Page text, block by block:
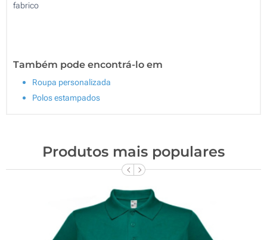
fabrico
Também pode encontrá-lo em
Roupa personalizada
Polos estampados
Produtos mais populares